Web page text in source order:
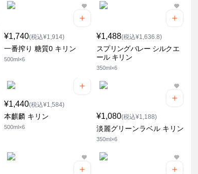
¥1,740(税込¥1,914)
一番搾り 糖質0 キリン
500ml×6
¥1,488(税込¥1,636.8)
スプリングバレー シルクエ
ール キリン
350ml×6
¥1,440(税込¥1,584)
本麒麟 キリン
500ml×6
¥1,080(税込¥1,188)
淡麗グリーンラベル キリン
350ml×6